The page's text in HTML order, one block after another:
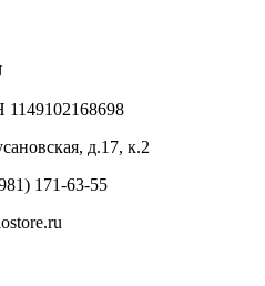
д.17, к.2
171-63-55